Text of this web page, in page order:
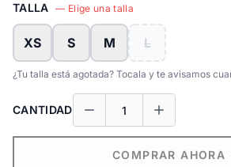
TALLA — Elige una talla
XS S M L
¿Tu talla está agotada? Tocala y te avisamos
CANTIDAD
COMPRAR AHORA